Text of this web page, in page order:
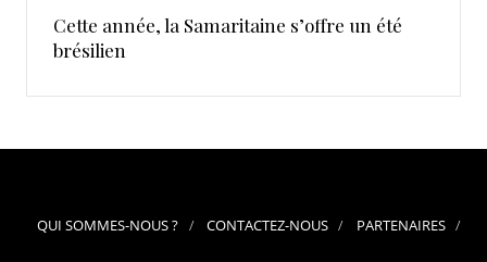
Cette année, la Samaritaine s’offre un été
brésilien
QUI SOMMES-NOUS ? CONTACTEZ-NOUS PARTENAIRES